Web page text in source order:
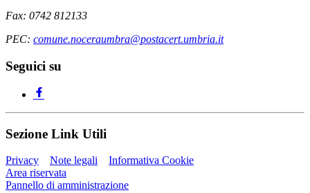
Fax: 0742 812133
PEC: comune.noceraumbra@postacert.umbria.it
Seguici su
Sezione Link Utili
Privacy Note legali
Informativa Cookie
Area riservata
Pannello di amministrazione